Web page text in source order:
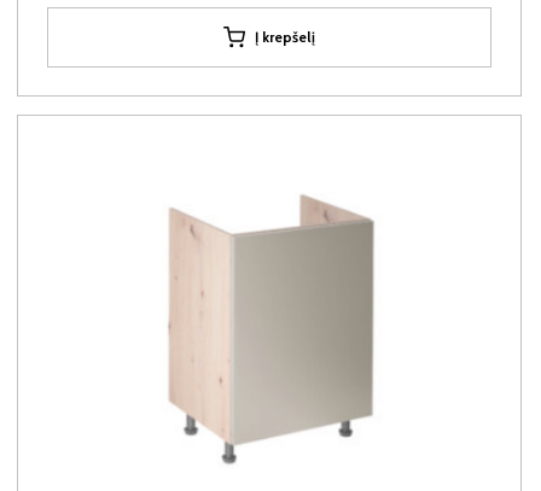
Į krepšelį